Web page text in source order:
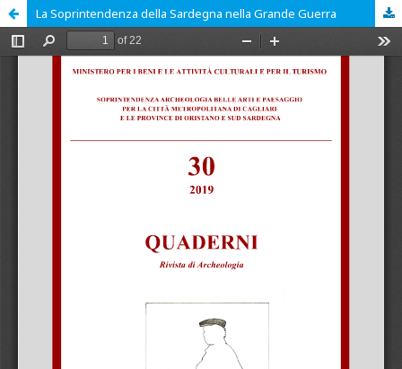
La Soprintendenza della Sardegna nella Grande Guerra